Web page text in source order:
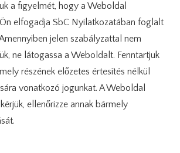
a figyelmét, hogy a Weboldal
elfogadja SbC Nyilatkozatában foglalt
jelen szabályzattal nem
ne látogassa a Weboldalt. Fenntartjuk
részének előzetes értesítés nélkül
vonatkozó jogunkat. A Weboldal
ellenőrizze annak bármely